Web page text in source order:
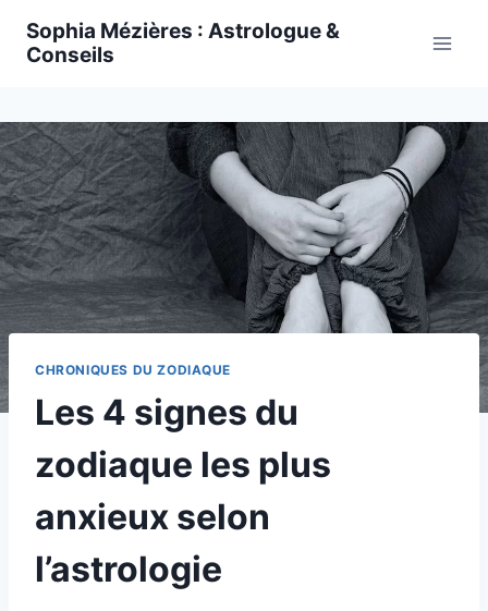
Sophia Mézières : Astrologue &
Conseils
CHRONIQUES DU ZODIAQUE
Les 4 signes du
zodiaque les plus
anxieux selon
l’astrologie